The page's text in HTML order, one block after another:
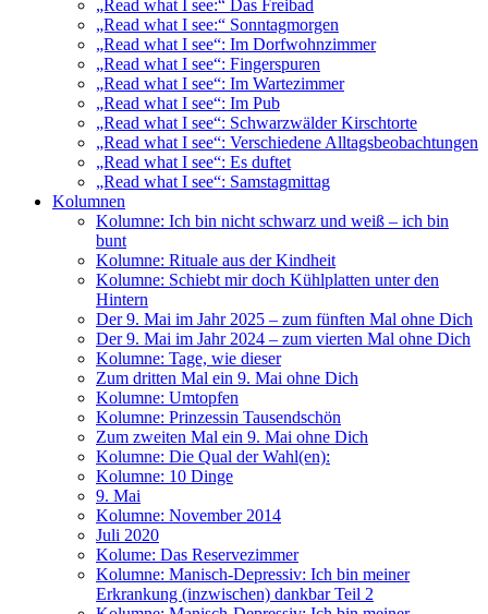
„Read what I see:“ Das Freibad
„Read what I see:“ Sonntagmorgen
„Read what I see“: Im Dorfwohnzimmer
„Read what I see“: Fingerspuren
„Read what I see“: Im Wartezimmer
„Read what I see“: Im Pub
„Read what I see“: Schwarzwälder Kirschtorte
„Read what I see“: Verschiedene Alltagsbeobachtungen
„Read what I see“: Es duftet
„Read what I see“: Samstagmittag
Kolumnen
Kolumne: Ich bin nicht schwarz und weiß – ich bin
bunt
Kolumne: Rituale aus der Kindheit
Kolumne: Schiebt mir doch Kühlplatten unter den
Hintern
Der 9. Mai im Jahr 2025 – zum fünften Mal ohne Dich
Der 9. Mai im Jahr 2024 – zum vierten Mal ohne Dich
Kolumne: Tage, wie dieser
Zum dritten Mal ein 9. Mai ohne Dich
Kolumne: Umtopfen
Kolumne: Prinzessin Tausendschön
Zum zweiten Mal ein 9. Mai ohne Dich
Kolumne: Die Qual der Wahl(en):
Kolumne: 10 Dinge
9. Mai
Kolumne: November 2014
Juli 2020
Kolume: Das Reservezimmer
Kolumne: Manisch-Depressiv: Ich bin meiner
Erkrankung (inzwischen) dankbar Teil 2